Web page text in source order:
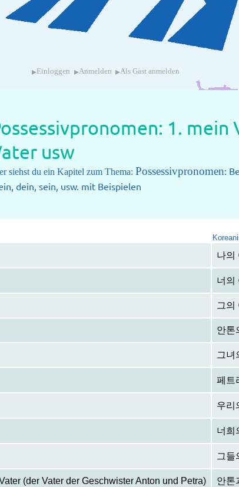
▸ Einloggen ▸Anmelden ▸Als Gast anmelden
1. mein
usw
siehst du ein Kapitel zum Thema: Possessivpronomen:
dein, sein, usw. mit Beispielen
나의
너의
그의
안톤
그녀
페트
우리
너희
그들
(der Vater der Geschwister Anton und Petra) 안톤